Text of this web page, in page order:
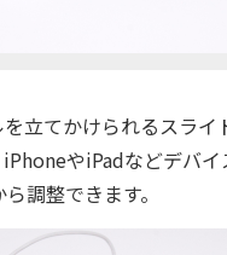
立てかけられるスライ
iPhoneやiPadなどデバ
調整できます。